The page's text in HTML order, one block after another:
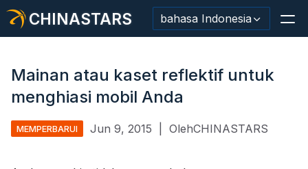
CHINASTARS bahasa Indonesia
Mainan atau kaset reflektif untuk
menghiasi mobil Anda
MEMPERBARUI Jun 9, 2015 OlehCHINASTARS